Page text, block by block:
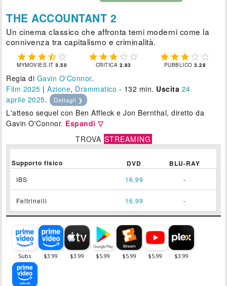
THE ACCOUNTANT 2
Un cinema classico che affronta temi moderni come la
connivenza tra capitalismo e criminalità.
    
MYMOVIES.IT3.50
    
CRITICA 2.83
    
PUBBLICO3.28
Regia di Gavin O'Connor.
Film 2025 |Azione, Drammatico - 132 min. Uscita 24
aprile 2025. Dettagli ❯
L'atteso sequel con Ben Affleck e Jon Bernthal, diretto da
Gavin O'Connor. Espandi ▽
TROVA STREAMING
Supporto fisico DVD BLU-RAY
IBS 16,99 -
Feltrinelli 16,99 -